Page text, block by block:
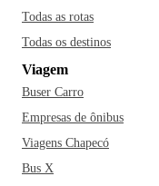
Todas as rotas
Todas os destinos
Viagem
Buser Carro
Empresas de ônibus
Viagens Chapecó
Bus X